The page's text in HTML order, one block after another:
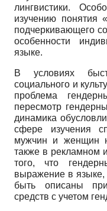
лингвистики.
изучению понятия
подчеркивающего
особенности
языке.
В условиях
социального и
проблема
пересмотр
динамика
сфере изучения
мужчин и женщин
также в рекламном
того, что
выражение в языке,
быть описаны
средств с учетом